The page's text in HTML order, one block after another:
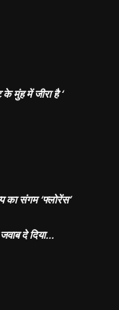
मुंह में जीरा है ‘
का संगम ‘फ्लोरेंस’
दे दिया…